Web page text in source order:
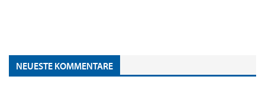
NEUESTE KOMMENTARE